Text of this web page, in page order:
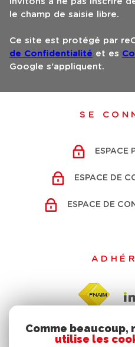
le champ de saisie libre.
Ce site est protégé par
de Confidentialité et es
Google s'appliquent.
SE
ESPACE
ESPACE DE
ESPACE DE
Comme beaucoup,
utilise les